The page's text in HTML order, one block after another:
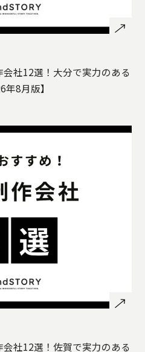
社12選！大分で実力のある
8月版】
社12選！佐賀で実力のある